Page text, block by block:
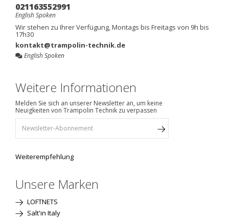
021163552991
English Spoken
Wir stehen zu Ihrer Verfügung, Montags bis Freitags von 9h bis
17h30
kontakt@trampolin-technik.de
English Spoken
Weitere Informationen
Melden Sie sich an unserer Newsletter an, um keine
Neuigkeiten von Trampolin Technik zu verpassen
Weiterempfehlung
Unsere Marken
LOFTNETS
Salt'in Italy